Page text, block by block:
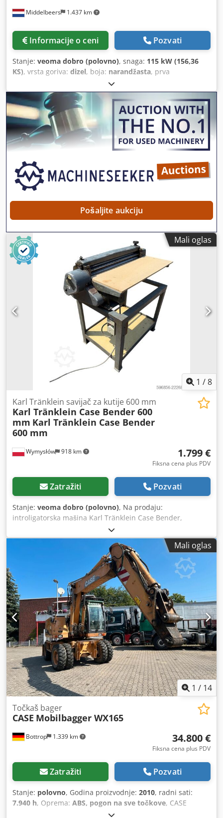
Middelbeers 1.437 km
Informacije o ceni Pozvati
Stanje: veoma dobro (polovno), snaga: 115 kW (156,36
KS), vrsta goriva: dizel, boja: narandžasta, prva
, Godina proizvodnje:
15.109 h, Opšte informacije Modelska godina: 2012
Codpfsy En Ndjx An Uoha Serijski broj:
DCH210R5NCEAH2500 Tehničke informacije Broj cilindara:
4 Sopstvena težina: 22.600 kg Funkcionalno Radna širina:
300 cm CE oznaka: da Stanje Tehničko stanje: veoma dobro
Vizuelno stanje: veoma dobro Finansijske informacije Cena:
servisna evidencija, odmah spremna za rad! - 80% stanja
guseničnog podvozja - Uključuje 3 kašike: 1300 mm, 450
mm i 2000 mm kašika za čišćenje kanala - Opcionalno sa
Pošaljite aukciju
Mali oglas
1 /8
Wymysłów 918 km
Karl Tränklein savijač za kutije 600 mm
Karl Tränklein Case Bender 600
mm Karl Tränklein Case Bender
600 mm
1.799 €
Fiksna cena plus PDV
Zatražiti Pozvati
Stanje: veoma dobro (polovno), Na prodaju:
introligatorska mašina Karl Tränklein Case Bender,
namenjena za formiranje i savijanje hrbata korica knjiga u
tvrdom povezu. Uređaj daje koricama odgovarajući radijus,
što omogućava savršeno prilagođavanje bloku knjige.
Mašina je opremljena podesivim valjcima koji omogućavaju
prilagođavanje različitim debljinama korica. Čvrsta, livena
konstrukcija obezbeđuje visoku preciznost i dugovečnost.
Tehnički podaci: Proizvođač: Karl Tränklein Tip: Case
Bender / mašina za formiranje hrbata Radna širina: cca
600 mm Podešavanje pritiska valjaka Stabilna livena
konstrukcija Električni pogon Radni sto Stanje: polovna
Primena: Chodpfx Aneziwnbe Uja proizvodnja knjiga u
tvrdom povezu, knjigoveznice, štamparije, poligrafske
firme, proizvodnja albuma, kataloga i korica.
Mali oglas
1 / 14
Bottrop 1.339 km
Točkaš bager
CASE Mobilbagger WX165
34.800 €
Fiksna cena plus PDV
Zatražiti Pozvati
Stanje: polovno, Godina proizvodnje: 2010, radni sati:
7.940 h, Oprema: ABS, pogon na sve točkove, CASE
Mobilni bager Tip: WX165 (Hidraulični bager) Broj tipskog